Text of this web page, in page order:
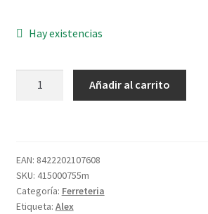
Hay existencias
PGI
C/FRENO
cantidad
Añadir al carrito
EAN: 8422202107608
SKU: 415000755m
Categoría: Ferreteria
Etiqueta: Alex